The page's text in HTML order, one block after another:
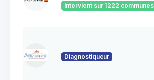
Intervient sur 1222 communes
Diagnostiqueur